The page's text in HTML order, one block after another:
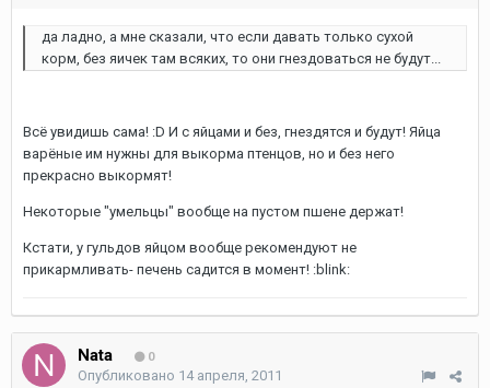
да ладно, а мне сказали, что если давать только сухой
корм, без яичек там всяких, то они гнездоваться не будут...
Всё увидишь сама! :D И с яйцами и без, гнездятся и будут! Яйца
варёные им нужны для выкорма птенцов, но и без него
прекрасно выкормят!
Некоторые "умельцы" вообще на пустом пшене держат!
Кстати, у гульдов яйцом вообще рекомендуют не
прикармливать- печень садится в момент! :blink:
Nata 0
Опубликовано 14 апреля, 2011